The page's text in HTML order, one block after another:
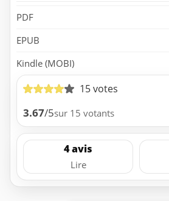
PDF
EPUB
Kindle (MOBI)
15 votes
3.67/5sur 15 votants
4 avis
Lire